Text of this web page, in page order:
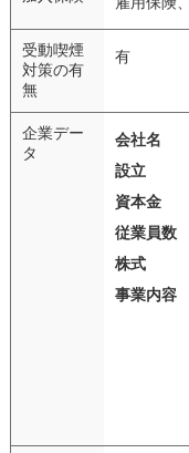
受動喫煙
対策の有
無
有
企業デー
タ
会社名
設立
資本金
従業員数
株式
事業内容